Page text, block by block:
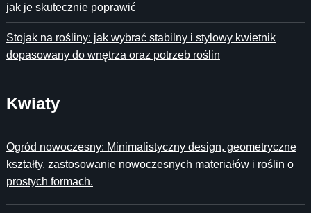
jak je skutecznie poprawić
Stojak na rośliny: jak wybrać stabilny i stylowy kwietnik
dopasowany do wnętrza oraz potrzeb roślin
Kwiaty
Ogród nowoczesny: Minimalistyczny design, geometryczne
kształty, zastosowanie nowoczesnych materiałów i roślin o
prostych formach.